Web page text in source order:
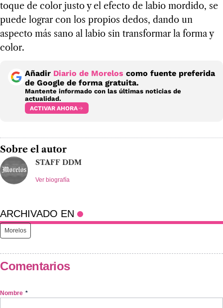
toque de color justo y el efecto de labio mordido, se
puede lograr con los propios dedos, dando un
aspecto más sano al labio sin transformar la forma y
color.
Añadir Diario de Morelos como fuente preferida
de Google de forma gratuita.
Mantente informado con las últimas noticias de
actualidad.
ACTIVAR AHORA
Sobre el autor
STAFF DDM
Ver biografía
ARCHIVADO EN
Morelos
Comentarios
Nombre *